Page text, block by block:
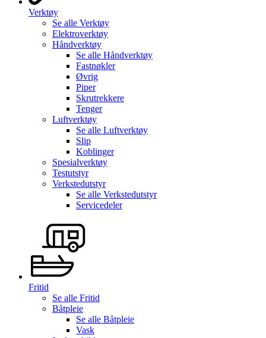
Verktøy
Se alle Verktøy
Elektroverktøy
Håndverktøy
Se alle Håndverktøy
Fastnøkler
Øvrig
Piper
Skrutrekkere
Tenger
Luftverktøy
Se alle Luftverktøy
Slip
Koblinger
Spesialverktøy
Testutstyr
Verkstedutstyr
Se alle Verkstedutstyr
Servicedeler
Fritid
Se alle Fritid
Båtpleie
Se alle Båtpleie
Vask